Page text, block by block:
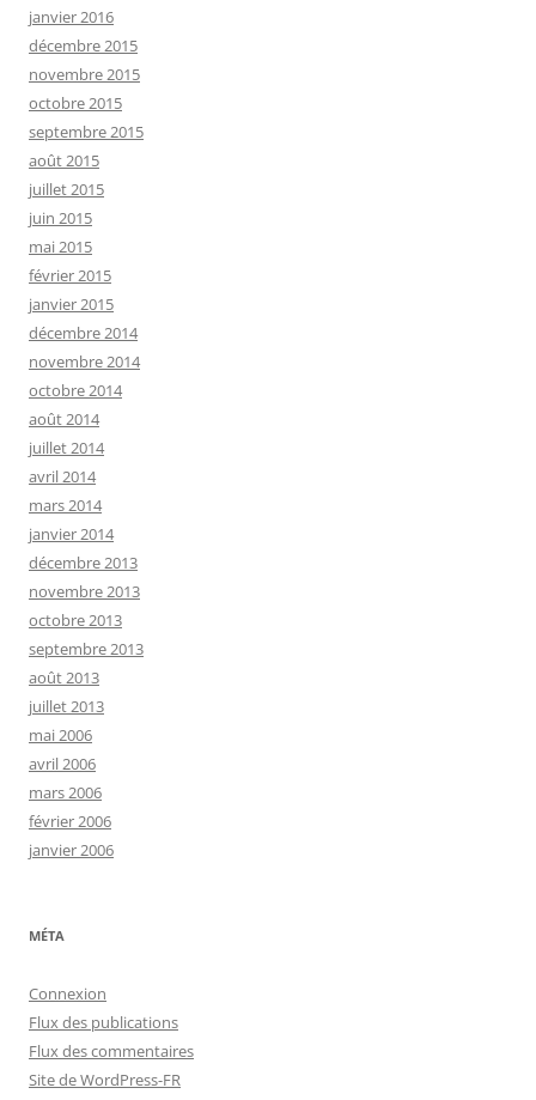
janvier 2016
décembre 2015
novembre 2015
octobre 2015
septembre 2015
août 2015
juillet 2015
juin 2015
mai 2015
février 2015
janvier 2015
décembre 2014
novembre 2014
octobre 2014
août 2014
juillet 2014
avril 2014
mars 2014
janvier 2014
décembre 2013
novembre 2013
octobre 2013
septembre 2013
août 2013
juillet 2013
mai 2006
avril 2006
mars 2006
février 2006
janvier 2006
MÉTA
Connexion
Flux des publications
Flux des commentaires
Site de WordPress-FR